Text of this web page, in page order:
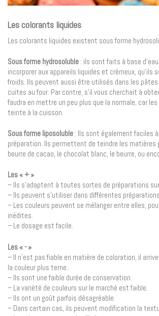
Les colorants liquides
Les colorants liquides existent sous forme
Sous forme hydrosoluble : ils sont faits à base
incorporer aux appareils liquides et crémeux, qu’ils
froids. Ils peuvent aussi être utilisés dans les
cuites au four. Par contre, s’il vous cherchait à
faudra en mettre un peu plus que la normale, car
teinte à la cuisson.
Sous forme liposoluble : Ils sont également faciles
préparation. Ils permettent de teindre les matières
beurre de cacao, le chocolat blanc, le beurre, ou
Les « + »
– Ils s’adaptent à toutes sortes de préparations
– Ils peuvent s’utiliser dans différentes
– Les couleurs peuvent se mélanger entre elles,
inédites.
– Le dosage est facile.
Les « - »
– Il n’est pas fiable en matière de coloration, il
la couleur plus terne.
– Ils sont une faible durée de conservation.
– La variété de couleurs sur le marché est faible.
– Ils ont un goût parfois désagréable.
– Dans certain cas, ils peuvent modification la